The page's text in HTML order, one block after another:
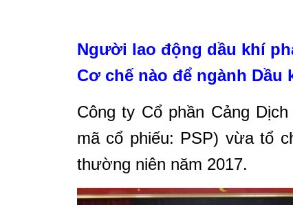
Người lao động dầu khí
Cơ chế nào để ngành
Công ty Cổ phần Cảng
mã cổ phiếu: PSP) vừa tổ
thường niên năm 2017.